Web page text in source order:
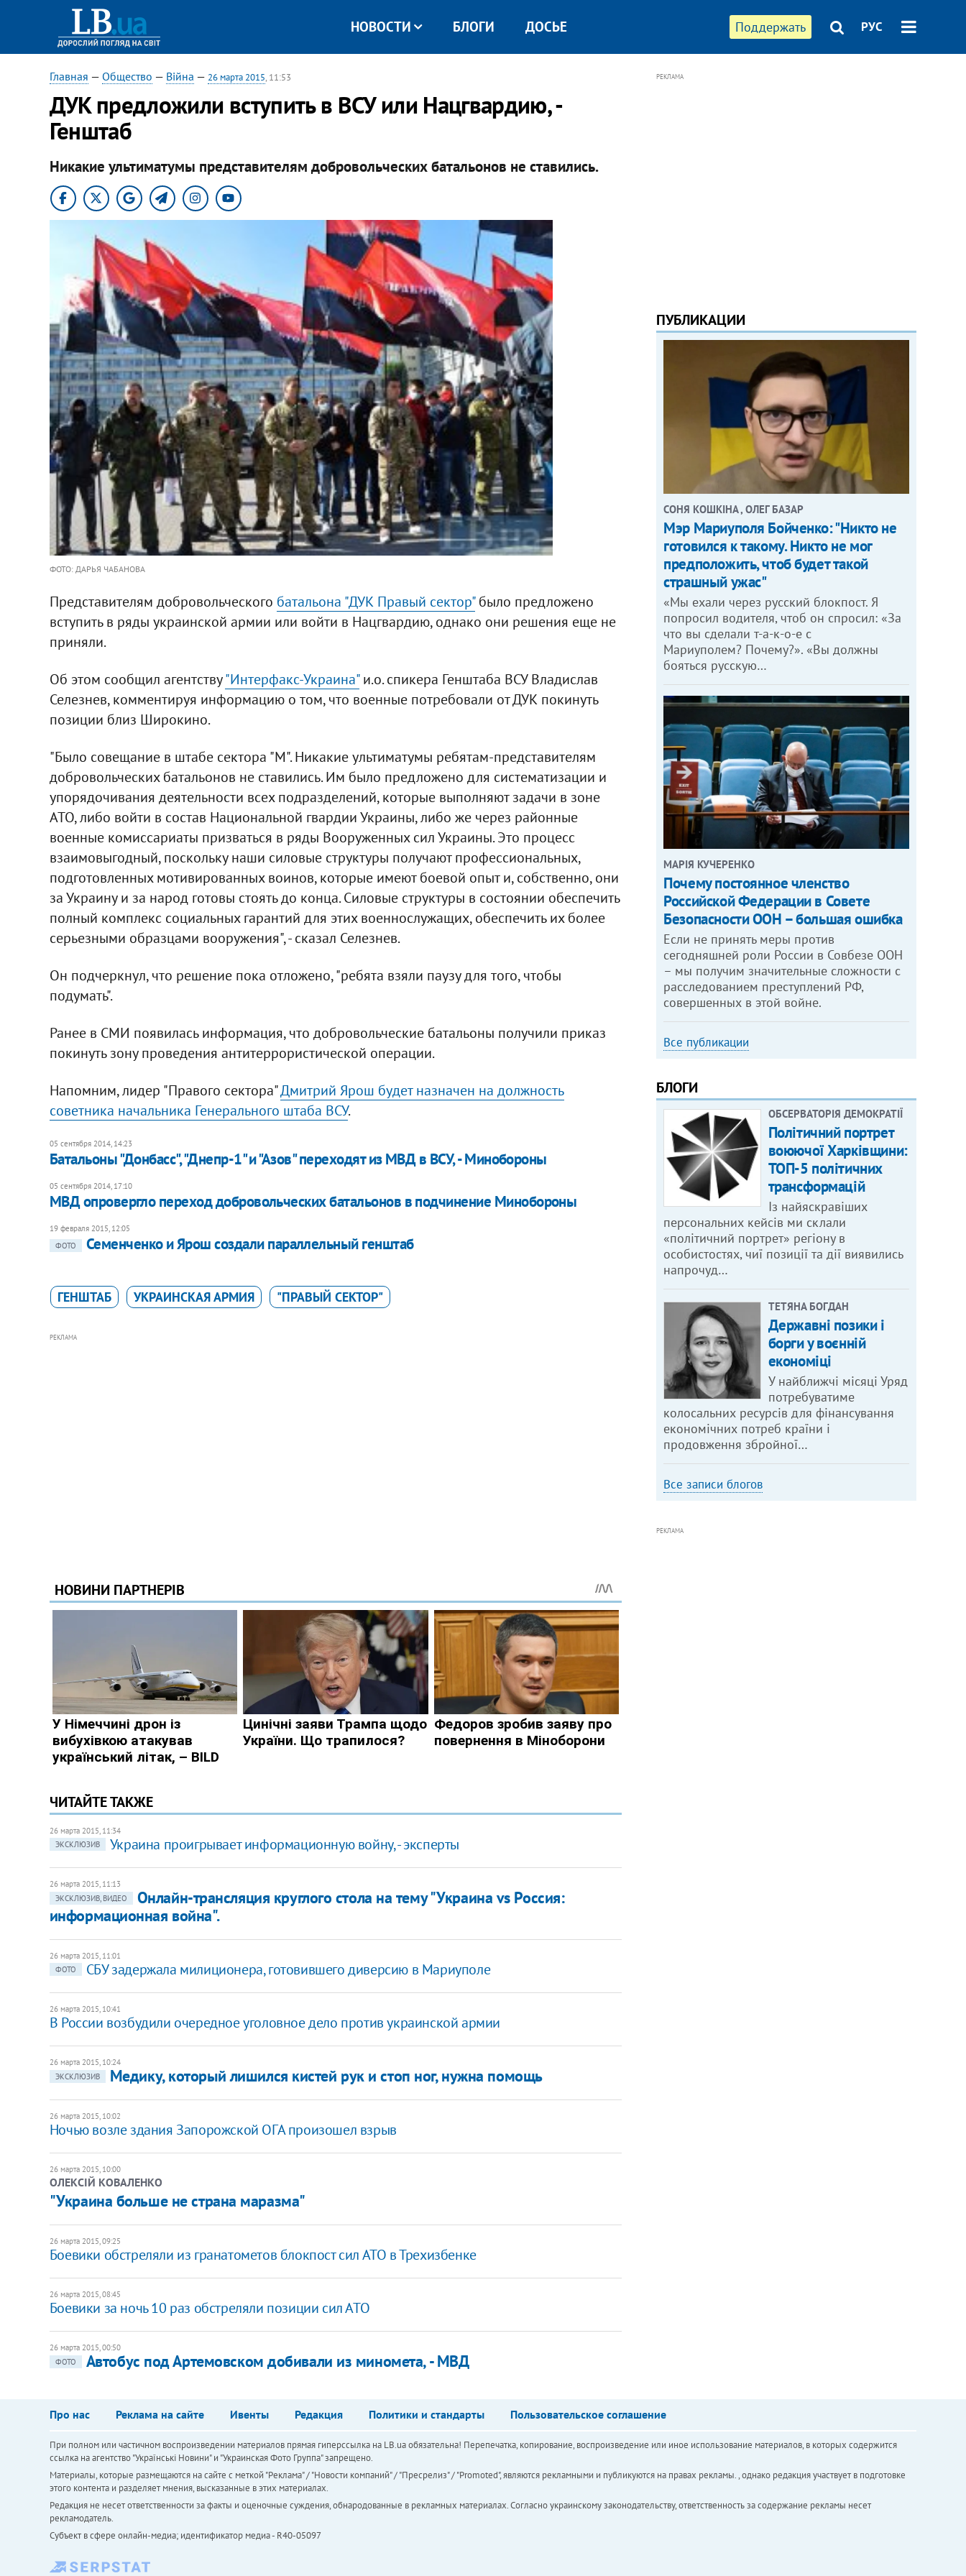
Поддержать РУС
НОВОСТИ БЛОГИ ДОСЬЕ
Главная — Общество — Війна — 26 марта 2015, 11:53
ДУК предложили вступить в ВСУ или Нацгвардию, -
Генштаб
Никакие ультиматумы представителям добровольческих батальонов не ставились.
ФОТО: ДАРЬЯ ЧАБАНОВА
Представителям добровольческого батальона "ДУК Правый сектор"было предложено
вступить в ряды украинской армии или войти в Нацгвардию, однако они решения еще не
приняли.
Об этом сообщил агентству"Интерфакс-Украина"и.о. спикера Генштаба ВСУ Владислав
Селезнев, комментируя информацию о том, что военные потребовали от ДУК покинуть
позиции близ Широкино.
"Было совещание в штабе сектора "М". Никакие ультиматумы ребятам-представителям
добровольческих батальонов не ставились. Им было предложено для систематизации и
упорядочивания деятельности всех подразделений, которые выполняют задачи в зоне
АТО, либо войти в состав Национальной гвардии Украины, либо же через районные
военные комиссариаты призваться в ряды Вооруженных сил Украины. Это процесс
взаимовыгодный, поскольку наши силовые структуры получают профессиональных,
подготовленных мотивированных воинов, которые имеют боевой опыт и, собственно, они
за Украину и за народ готовы стоять до конца. Силовые структуры в состоянии обеспечить
полный комплекс социальных гарантий для этих военнослужащих, обеспечить их более
серьезными образцами вооружения", - сказал Селезнев.
Он подчеркнул, что решение пока отложено, "ребята взяли паузу для того, чтобы
подумать".
Ранее в СМИ появилась информация, что добровольческие батальоны получили приказ
покинуть зону проведения антитеррористической операции.
Напомним, лидер "Правого сектора"Дмитрий Ярош будет назначен на должность
советника начальника Генерального штаба ВСУ.
05 сентября 2014, 14:23
Батальоны "Донбасс", "Днепр-1" и "Азов" переходят из МВД в ВСУ, - Минобороны
05 сентября 2014, 17:10
МВД опровергло переход добровольческих батальонов в подчинение Минобороны
19 февраля 2015, 12:05
ФОТО
Семенченко и Ярош создали параллельный генштаб
ГЕНШТАБ УКРАИНСКАЯ АРМИЯ "ПРАВЫЙ СЕКТОР"
РЕКЛАМА
ЧИТАЙТЕ ТАКЖЕ
26 марта 2015, 11:34
ЭКСКЛЮЗИВ
Украина проигрывает информационную войну, - эксперты
26 марта 2015, 11:13
ЭКСКЛЮЗИВ, ВИДЕО
Онлайн-трансляция круглого стола на тему "Украина vs Россия:
информационная война".
26 марта 2015, 11:01
ФОТО
СБУ задержала милиционера, готовившего диверсию в Мариуполе
26 марта 2015, 10:41
В России возбудили очередное уголовное дело против украинской армии
26 марта 2015, 10:24
ЭКСКЛЮЗИВ
Медику, который лишился кистей рук и стоп ног, нужна помощь
26 марта 2015, 10:02
Ночью возле здания Запорожской ОГА произошел взрыв
26 марта 2015, 10:00
ОЛЕКСІЙ КОВАЛЕНКО
​"Украина больше не страна маразма"
26 марта 2015, 09:25
Боевики обстреляли из гранатометов блокпост сил АТО в Трехизбенке
26 марта 2015, 08:45
Боевики за ночь 10 раз обстреляли позиции сил АТО
26 марта 2015, 00:50
ФОТО
Автобус под Артемовском добивали из миномета, - МВД
РЕКЛАМА
ПУБЛИКАЦИИ
СОНЯ КОШКІНА , ОЛЕГ БАЗАР
Мэр Мариуполя Бойченко: "Никто не
готовился к такому. Никто не мог
предположить, чтоб будет такой
страшный ужас"
«Мы ехали через русский блокпост. Я
попросил водителя, чтоб он спросил: «За
что вы сделали т-а-к-о-е с
Мариуполем? Почему?». «Вы должны
бояться русскую…
МАРІЯ КУЧЕРЕНКО
​Почему постоянное членство
Российской Федерации в Совете
Безопасности ООН – большая ошибка
Если не принять меры против
сегодняшней роли России в Совбезе ООН
– мы получим значительные сложности с
расследованием преступлений РФ,
совершенных в этой войне.
Все публикации
БЛОГИ
ОБСЕРВАТОРІЯ ДЕМОКРАТІЇ
Політичний портрет
воюючої Харківщини:
ТОП-5 політичних
трансформацій
Із найяскравіших
персональних кейсів ми склали
«політичний портрет» регіону в
особистостях, чиї позиції та дії виявились
напрочуд…
ТЕТЯНА БОГДАН
Державні позики і
борги у воєнній
економіці
У найближчі місяці Уряд
потребуватиме
колосальних ресурсів для фінансування
економічних потреб країни і
продовження збройної…
Все записи блогов
РЕКЛАМА
Про нас Реклама на сайте Ивенты Редакция Политики и стандарты Пользовательское соглашение
При полном или частичном воспроизведении материалов прямая гиперссылка на LB.ua обязательна! Перепечатка, копирование, воспроизведение или иное использование материалов, в которых содержится
ссылка на агентство "Українськi Новини" и "Украинская Фото Группа" запрещено.
Материалы, которые размещаются на сайте с меткой "Реклама" / "Новости компаний" / "Пресрелиз" / "Promoted", являются рекламными и публикуются на правах рекламы. , однако редакция участвует в подготовке
этого контента и разделяет мнения, высказанные в этих материалах.
Редакция не несет ответственности за факты и оценочные суждения, обнародованные в рекламных материалах. Согласно украинскому законодательству, ответственность за содержание рекламы несет
рекламодатель.
Субъект в сфере онлайн-медиа; идентификатор медиа - R40-05097